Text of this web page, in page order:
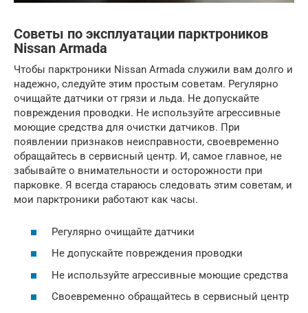
Советы по эксплуатации парктроников
Nissan Armada
Чтобы парктроники Nissan Armada служили вам долго и
надежно, следуйте этим простым советам. Регулярно
очищайте датчики от грязи и льда. Не допускайте
повреждения проводки. Не используйте агрессивные
моющие средства для очистки датчиков. При
появлении признаков неисправности, своевременно
обращайтесь в сервисный центр. И, самое главное, не
забывайте о внимательности и осторожности при
парковке. Я всегда стараюсь следовать этим советам, и
мои парктроники работают как часы.
Регулярно очищайте датчики
Не допускайте повреждения проводки
Не используйте агрессивные моющие средства
Своевременно обращайтесь в сервисный центр